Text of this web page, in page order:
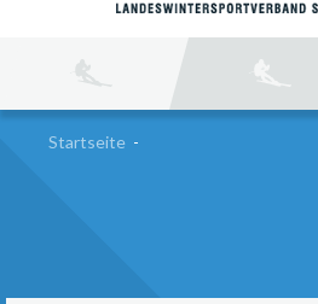
Startseite -